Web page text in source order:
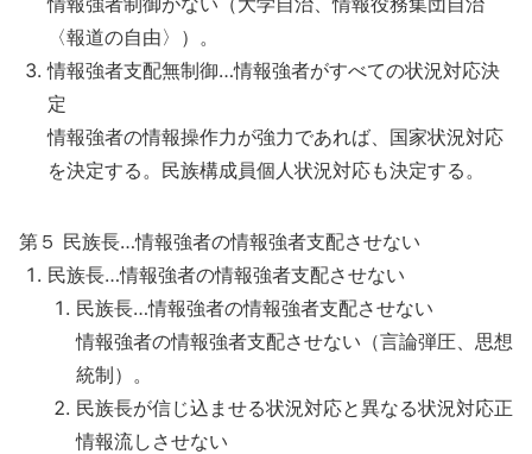
〈報道の自由〉）。
情報強者支配無制御…情報強者がすべての状況対応決
定
情報強者の情報操作力が強力であれば、国家状況対応
を決定する。民族構成員個人状況対応も決定する。
第５ 民族長…情報強者の情報強者支配させない
民族長…情報強者の情報強者支配させない
民族長…情報強者の情報強者支配させない
情報強者の情報強者支配させない（言論弾圧、思想
統制）。
民族長が信じ込ませる状況対応と異なる状況対応正
情報流しさせない